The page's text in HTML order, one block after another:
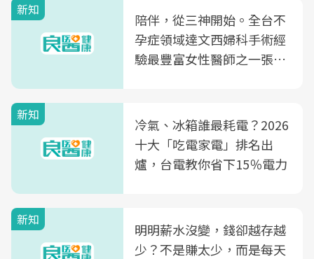
新知
陪伴，從三神開始。全台不
孕症領域達文西婦科手術經
驗最豐富女性醫師之一張永
光田醫院建構360度女性健
康照護生態圈
新知
冷氣、冰箱誰最耗電？2026
十大「吃電家電」排名出
爐，台電教你省下15％電力
新知
明明薪水沒變，錢卻越存越
少？不是賺太少，而是每天